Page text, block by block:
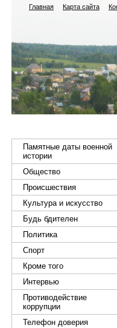
Главная Карта сайта
Памятные даты военной
истории
Общество
Происшествия
Культура и искусство
Будь бдителен
Политика
Спорт
Кроме того
Интервью
Противодействие
коррупции
Телефон доверия